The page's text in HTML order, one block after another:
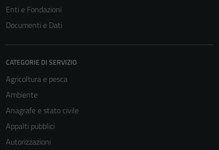
Enti e Fondazioni
Documenti e Dati
CATEGORIE DI SERVIZIO
Agricoltura e pesca
Ambiente
Anagrafe e stato civile
Appalti pubblici
Autorizzazioni